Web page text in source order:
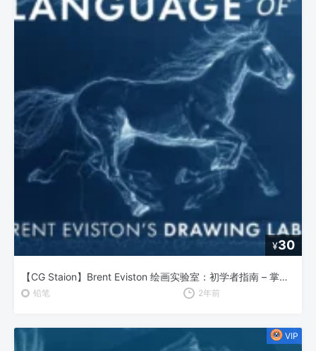
¥30
【CG Staion】Brent Eviston 绘画实验室：初学者指南 – 掌握线条的艺术
铅笔 2年前